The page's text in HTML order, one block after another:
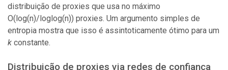
distribuição de proxies que usa no máximo
O(log(n)/loglog(n)) proxies. Um argumento simples de
entropia mostra que isso é assintoticamente ótimo para um
k constante.
Distribuição de proxies via redes de confiança